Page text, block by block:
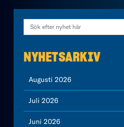
NYHETSARKIV
Augusti 2026
Juli 2026
Juni 2026